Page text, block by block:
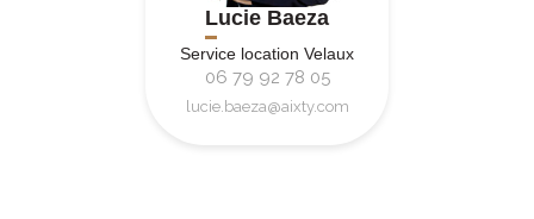
Lucie Baeza
Service location Velaux
06 79 92 78 05
lucie.baeza@aixty.com